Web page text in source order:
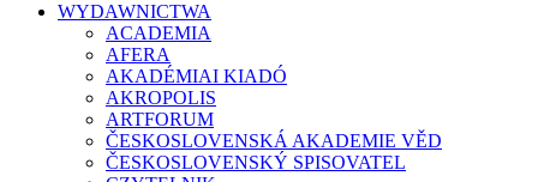
WYDAWNICTWA
ACADEMIA
AFERA
AKADÉMIAI KIADÓ
AKROPOLIS
ARTFORUM
ČESKOSLOVENSKÁ AKADEMIE VĚD
ČESKOSLOVENSKÝ SPISOVATEL